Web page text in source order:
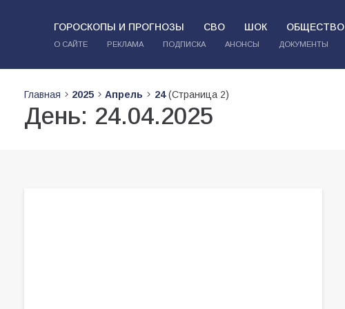
ГОРОСКОПЫ И ПРОГНОЗЫ СВО ШОК ОБЩЕСТВО
О САЙТЕ РЕКЛАМА ПОДПИСКА АНОНСЫ ДОКУМЕНТЫ
Главная 2025 Апрель 24(Страница 2)
День: 24.04.2025